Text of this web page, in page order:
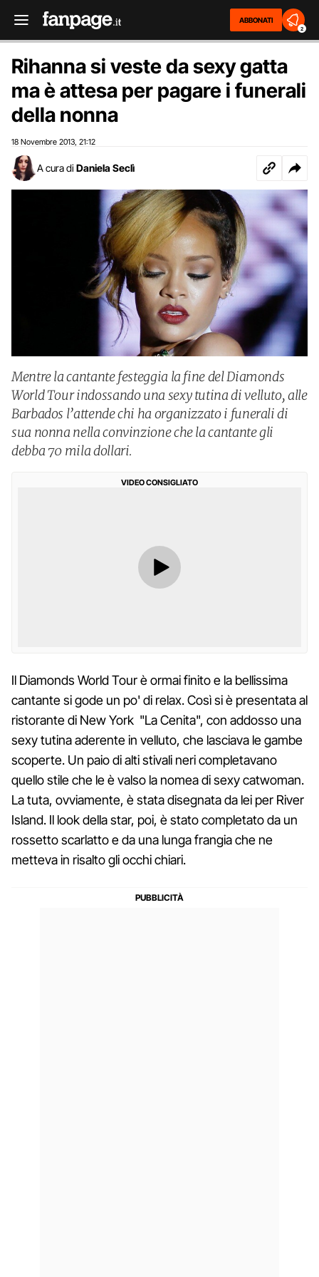
ABBONATI
2
Rihanna si veste da sexy gatta
ma è attesa per pagare i funerali
della nonna
18 Novembre 2013 21:12
A cura di Daniela Seclì
Mentre la cantante festeggia la fine del Diamonds
World Tour indossando una sexy tutina di velluto, alle
Barbados l’attende chi ha organizzato i funerali di
sua nonna nella convinzione che la cantante gli
debba 70 mila dollari.
VIDEO CONSIGLIATO
Il Diamonds World Tour è ormai finito e la bellissima
cantante si gode un po' di relax. Così si è presentata al
ristorante di New York "La Cenita", con addosso una
sexy tutina aderente in velluto, che lasciava le gambe
scoperte. Un paio di alti stivali neri completavano
quello stile che le è valso la nomea di sexy catwoman.
La tuta, ovviamente, è stata disegnata da lei per River
Island. Il look della star, poi, è stato completato da un
rossetto scarlatto e da una lunga frangia che ne
metteva in risalto gli occhi chiari.